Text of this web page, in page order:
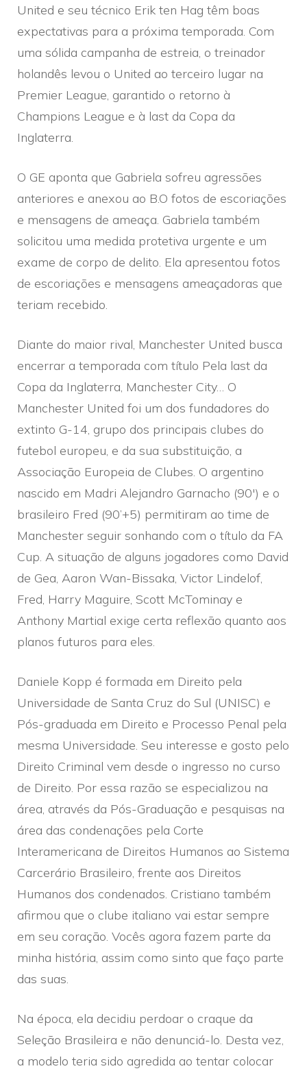
United e seu técnico Erik ten Hag têm boas
expectativas para a próxima temporada. Com
uma sólida campanha de estreia, o treinador
holandês levou o United ao terceiro lugar na
Premier League, garantido o retorno à
Champions League e à last da Copa da
Inglaterra.
O GE aponta que Gabriela sofreu agressões
anteriores e anexou ao B.O fotos de escoriações
e mensagens de ameaça. Gabriela também
solicitou uma medida protetiva urgente e um
exame de corpo de delito. Ela apresentou fotos
de escoriações e mensagens ameaçadoras que
teriam recebido.
Diante do maior rival, Manchester United busca
encerrar a temporada com título Pela last da
Copa da Inglaterra, Manchester City… O
Manchester United foi um dos fundadores do
extinto G-14, grupo dos principais clubes do
futebol europeu, e da sua substituição, a
Associação Europeia de Clubes. O argentino
nascido em Madri Alejandro Garnacho (90′) e o
brasileiro Fred (90’+5) permitiram ao time de
Manchester seguir sonhando com o título da FA
Cup. A situação de alguns jogadores como David
de Gea, Aaron Wan-Bissaka, Victor Lindelof,
Fred, Harry Maguire, Scott McTominay e
Anthony Martial exige certa reflexão quanto aos
planos futuros para eles.
Daniele Kopp é formada em Direito pela
Universidade de Santa Cruz do Sul (UNISC) e
Pós-graduada em Direito e Processo Penal pela
mesma Universidade. Seu interesse e gosto pelo
Direito Criminal vem desde o ingresso no curso
de Direito. Por essa razão se especializou na
área, através da Pós-Graduação e pesquisas na
área das condenações pela Corte
Interamericana de Direitos Humanos ao Sistema
Carcerário Brasileiro, frente aos Direitos
Humanos dos condenados. Cristiano também
afirmou que o clube italiano vai estar sempre
em seu coração. Vocês agora fazem parte da
minha história, assim como sinto que faço parte
das suas.
Na época, ela decidiu perdoar o craque da
Seleção Brasileira e não denunciá-lo. Desta vez,
a modelo teria sido agredida ao tentar colocar